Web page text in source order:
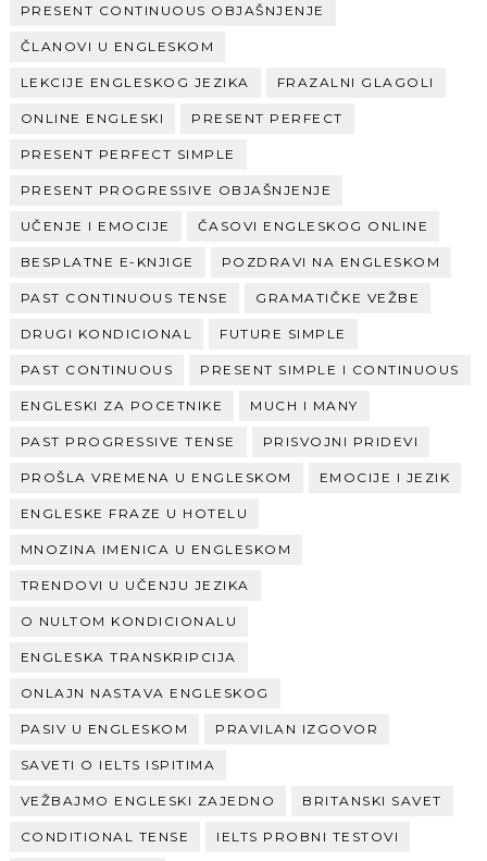
PRESENT CONTINUOUS OBJAŠNJENJE
ČLANOVI U ENGLESKOM
LEKCIJE ENGLESKOG JEZIKA FRAZALNI GLAGOLI
ONLINE ENGLESKI PRESENT PERFECT
PRESENT PERFECT SIMPLE
PRESENT PROGRESSIVE OBJAŠNJENJE
UČENJE I EMOCIJE ČASOVI ENGLESKOG ONLINE
BESPLATNE E-KNJIGE POZDRAVI NA ENGLESKOM
PAST CONTINUOUS TENSE GRAMATIČKE VEŽBE
DRUGI KONDICIONAL FUTURE SIMPLE
PAST CONTINUOUS PRESENT SIMPLE I CONTINUOUS
ENGLESKI ZA POCETNIKE MUCH I MANY
PAST PROGRESSIVE TENSE PRISVOJNI PRIDEVI
PROŠLA VREMENA U ENGLESKOM EMOCIJE I JEZIK
ENGLESKE FRAZE U HOTELU
MNOZINA IMENICA U ENGLESKOM
TRENDOVI U UČENJU JEZIKA
O NULTOM KONDICIONALU
ENGLESKA TRANSKRIPCIJA
ONLAJN NASTAVA ENGLESKOG
PASIV U ENGLESKOM PRAVILAN IZGOVOR
SAVETI O IELTS ISPITIMA
VEŽBAJMO ENGLESKI ZAJEDNO BRITANSKI SAVET
CONDITIONAL TENSE IELTS PROBNI TESTOVI